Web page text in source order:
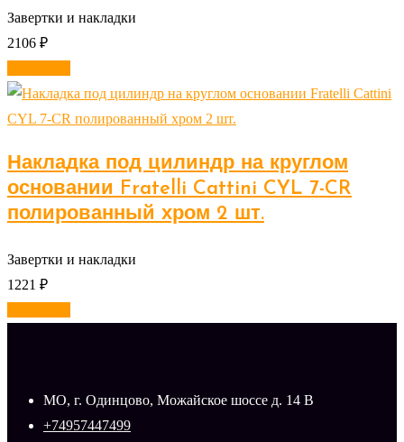
Завертки и накладки
2106 ₽
Накладка под цилиндр на круглом
основании Fratelli Cattini CYL 7-CR
полированный хром 2 шт.
Завертки и накладки
1221 ₽
МО, г. Одинцово, Можайское шоссе д. 14 В
+74957447499